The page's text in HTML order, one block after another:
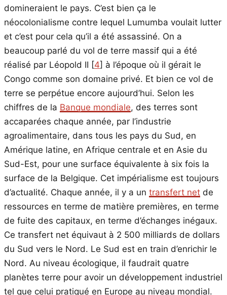
domineraient le pays. C’est bien ça le
néocolonialisme contre lequel Lumumba voulait lutter
et c’est pour cela qu’il a été assassiné. On a
beaucoup parlé du vol de terre massif qui a été
réalisé par Léopold II [4] à l’époque où il gérait le
Congo comme son domaine privé. Et bien ce vol de
terre se perpétue encore aujourd’hui. Selon les
chiffres de la Banque mondiale, des terres sont
accaparées chaque année, par l’industrie
agroalimentaire, dans tous les pays du Sud, en
Amérique latine, en Afrique centrale et en Asie du
Sud-Est, pour une surface équivalente à six fois la
surface de la Belgique. Cet impérialisme est toujours
d’actualité. Chaque année, il y a un transfert net de
ressources en terme de matière premières, en terme
de fuite des capitaux, en terme d’échanges inégaux.
Ce transfert net équivaut à 2 500 milliards de dollars
du Sud vers le Nord. Le Sud est en train d’enrichir le
Nord. Au niveau écologique, il faudrait quatre
planètes terre pour avoir un développement industriel
tel que celui pratiqué en Europe au niveau mondial.